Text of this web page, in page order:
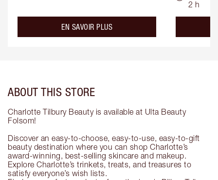
EN SAVOIR PLUSabout the
2 h
ABOUT THIS STORE
Charlotte Tilbury Beauty is available at Ulta Beauty
Folsom!
Discover an easy-to-choose, easy-to-use, easy-to-gift
beauty destination where you can shop Charlotte’s
award-winning, best-selling skincare and makeup.
Explore Charlotte’s trinkets, treats, and treasures to
satisfy everyone’s wish lists.